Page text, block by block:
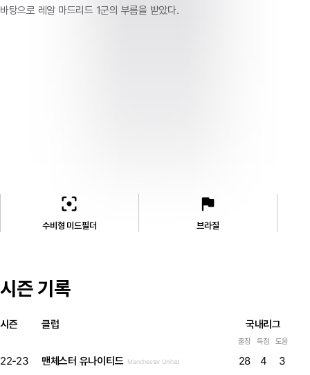
바탕으로 레알 마드리드 1군의 부름을 받았다.
filter_center_focus
수비형 미드필더
flag
브라질
시즌 기록
시즌 클럽 국내리그
출장 득점 도움
22-23 맨체스터 유나이티드 Manchester United 28 4 3